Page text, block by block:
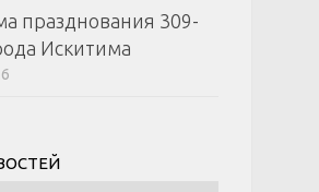
празднования 309-
Искитима